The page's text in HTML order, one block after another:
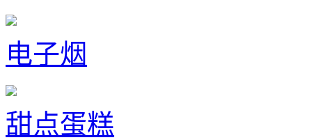
电子烟
甜点蛋糕